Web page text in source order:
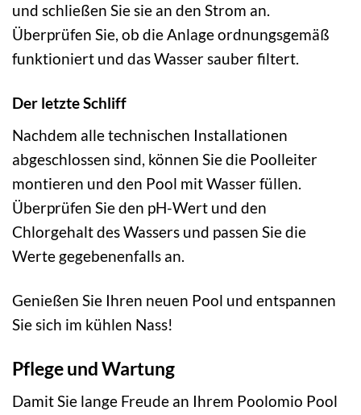
und schließen Sie sie an den Strom an.
Überprüfen Sie, ob die Anlage ordnungsgemäß
funktioniert und das Wasser sauber filtert.
Der letzte Schliff
Nachdem alle technischen Installationen
abgeschlossen sind, können Sie die Poolleiter
montieren und den Pool mit Wasser füllen.
Überprüfen Sie den pH-Wert und den
Chlorgehalt des Wassers und passen Sie die
Werte gegebenenfalls an.
Genießen Sie Ihren neuen Pool und entspannen
Sie sich im kühlen Nass!
Pflege und Wartung
Damit Sie lange Freude an Ihrem Poolomio Pool